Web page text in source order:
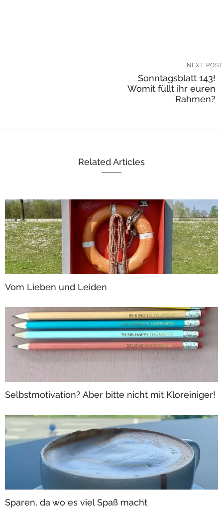
NEXT POST
Sonntagsblatt 143!
Womit füllt ihr euren
Rahmen?
Related Articles
Vom Lieben und Leiden
Selbstmotivation? Aber bitte nicht mit Kloreiniger!
Sparen, da wo es viel Spaß macht